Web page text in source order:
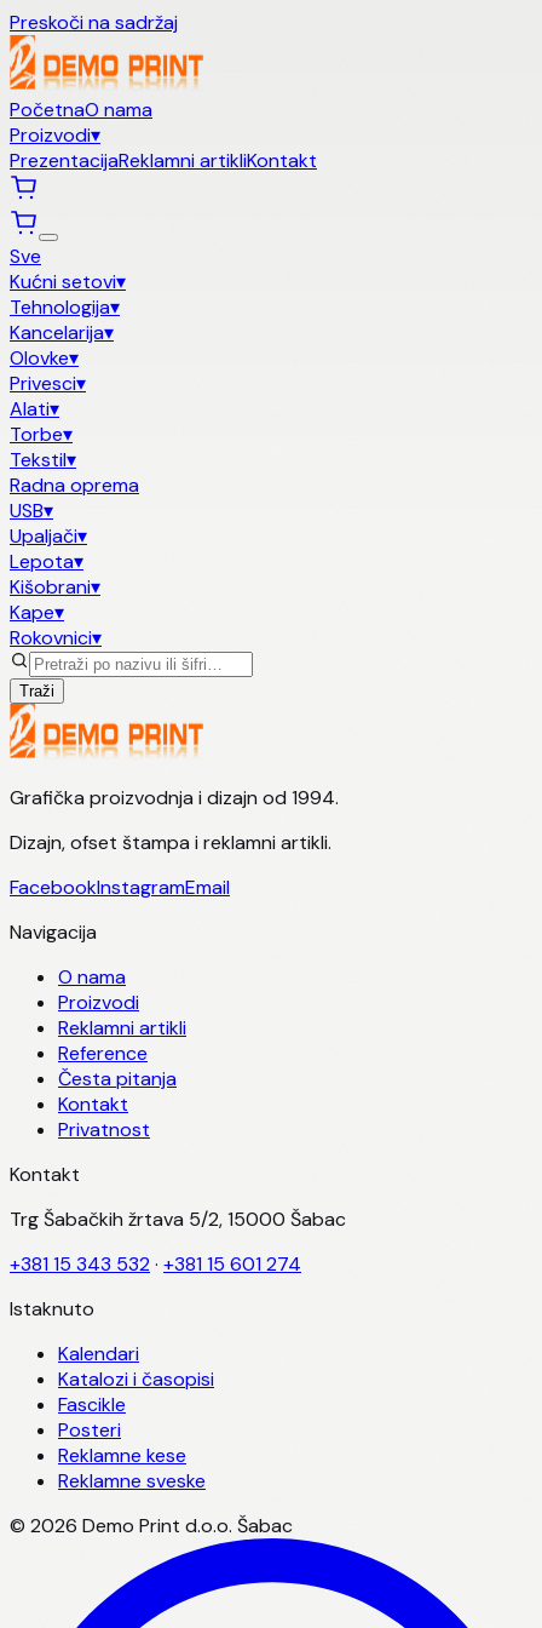
Preskoči na sadržaj
PočetnaO nama
Proizvodi▾
PrezentacijaReklamni artikliKontakt
Sve
Kućni setovi▾
Tehnologija▾
Kancelarija▾
Olovke▾
Privesci▾
Alati▾
Torbe▾
Tekstil▾
Radna oprema
USB▾
Upaljači▾
Lepota▾
Kišobrani▾
Kape▾
Rokovnici▾
Traži
Grafička proizvodnja i dizajn od 1994.
Dizajn, ofset štampa i reklamni artikli.
FacebookInstagramEmail
Navigacija
O nama
Proizvodi
Reklamni artikli
Reference
Česta pitanja
Kontakt
Privatnost
Kontakt
Trg Šabačkih žrtava 5/2, 15000 Šabac
+381 15 343 532· +381 15 601 274
Istaknuto
Kalendari
Katalozi i časopisi
Fascikle
Posteri
Reklamne kese
Reklamne sveske
© 2026 Demo Print d.o.o. Šabac